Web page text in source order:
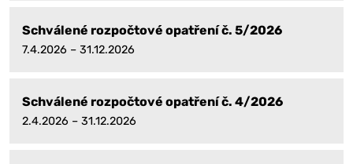
Schválené rozpočtové opatření č. 5/2026
7.4.2026 – 31.12.2026
Schválené rozpočtové opatření č. 4/2026
2.4.2026 – 31.12.2026